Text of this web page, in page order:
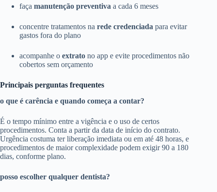
faça manutenção preventiva a cada 6 meses
concentre tratamentos na rede credenciada para evitar
gastos fora do plano
acompanhe o extrato no app e evite procedimentos não
cobertos sem orçamento
Principais perguntas frequentes
o que é carência e quando começa a contar?
É o tempo mínimo entre a vigência e o uso de certos
procedimentos. Conta a partir da data de início do contrato.
Urgência costuma ter liberação imediata ou em até 48 horas, e
procedimentos de maior complexidade podem exigir 90 a 180
dias, conforme plano.
posso escolher qualquer dentista?